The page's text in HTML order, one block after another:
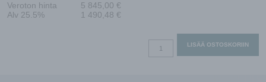
Veroton hinta 5 845,00 €
Alv 25.5%
1 490,48 €
Pingvin
XL
LISÄÄ OSTOSKORIIN